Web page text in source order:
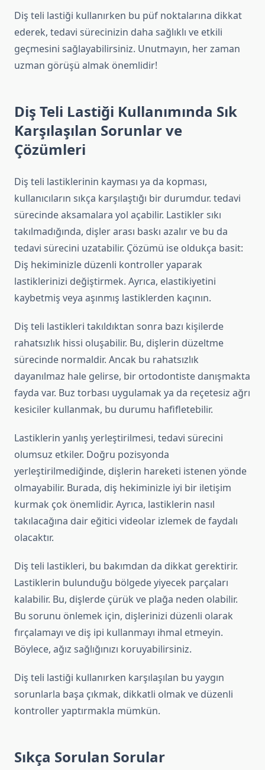
Diş teli lastiği kullanırken bu püf noktalarına dikkat
ederek, tedavi sürecinizin daha sağlıklı ve etkili
geçmesini sağlayabilirsiniz. Unutmayın, her zaman
uzman görüşü almak önemlidir!
Diş Teli Lastiği Kullanımında Sık
Karşılaşılan Sorunlar ve
Çözümleri
Diş teli lastiklerinin kayması ya da kopması,
kullanıcıların sıkça karşılaştığı bir durumdur. tedavi
sürecinde aksamalara yol açabilir. Lastikler sıkı
takılmadığında, dişler arası baskı azalır ve bu da
tedavi sürecini uzatabilir. Çözümü ise oldukça basit:
Diş hekiminizle düzenli kontroller yaparak
lastiklerinizi değiştirmek. Ayrıca, elastikiyetini
kaybetmiş veya aşınmış lastiklerden kaçının.
Diş teli lastikleri takıldıktan sonra bazı kişilerde
rahatsızlık hissi oluşabilir. Bu, dişlerin düzeltme
sürecinde normaldir. Ancak bu rahatsızlık
dayanılmaz hale gelirse, bir ortodontiste danışmakta
fayda var. Buz torbası uygulamak ya da reçetesiz ağrı
kesiciler kullanmak, bu durumu hafifletebilir.
Lastiklerin yanlış yerleştirilmesi, tedavi sürecini
olumsuz etkiler. Doğru pozisyonda
yerleştirilmediğinde, dişlerin hareketi istenen yönde
olmayabilir. Burada, diş hekiminizle iyi bir iletişim
kurmak çok önemlidir. Ayrıca, lastiklerin nasıl
takılacağına dair eğitici videolar izlemek de faydalı
olacaktır.
Diş teli lastikleri, bu bakımdan da dikkat gerektirir.
Lastiklerin bulunduğu bölgede yiyecek parçaları
kalabilir. Bu, dişlerde çürük ve plağa neden olabilir.
Bu sorunu önlemek için, dişlerinizi düzenli olarak
fırçalamayı ve diş ipi kullanmayı ihmal etmeyin.
Böylece, ağız sağlığınızı koruyabilirsiniz.
Diş teli lastiği kullanırken karşılaşılan bu yaygın
sorunlarla başa çıkmak, dikkatli olmak ve düzenli
kontroller yaptırmakla mümkün.
Sıkça Sorulan Sorular